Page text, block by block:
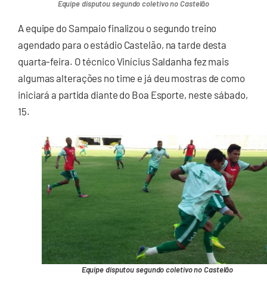
Equipe disputou segundo coletivo no Castelão
A equipe do Sampaio finalizou o segundo treino
agendado para o estádio Castelão, na tarde desta
quarta-feira. O técnico Vinícius Saldanha fez mais
algumas alterações no time e já deu mostras de como
iniciará a partida diante do Boa Esporte, neste sábado,
15.
Equipe disputou segundo coletivo no Castelão